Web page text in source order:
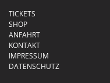
TICKETS
SHOP
ANFAHRT
KONTAKT
IMPRESSUM
DATENSCHUTZ